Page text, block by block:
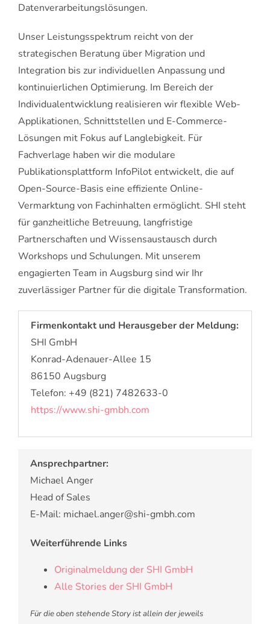
Datenverarbeitungslösungen.
Unser Leistungsspektrum reicht von der
strategischen Beratung über Migration und
Integration bis zur individuellen Anpassung und
kontinuierlichen Optimierung. Im Bereich der
Individualentwicklung realisieren wir flexible Web-
Applikationen, Schnittstellen und E-Commerce-
Lösungen mit Fokus auf Langlebigkeit. Für
Fachverlage haben wir die modulare
Publikationsplattform InfoPilot entwickelt, die auf
Open-Source-Basis eine effiziente Online-
Vermarktung von Fachinhalten ermöglicht. SHI steht
für ganzheitliche Betreuung, langfristige
Partnerschaften und Wissensaustausch durch
Workshops und Schulungen. Mit unserem
engagierten Team in Augsburg sind wir Ihr
zuverlässiger Partner für die digitale Transformation.
Firmenkontakt und Herausgeber der Meldung:
SHI GmbH
Konrad-Adenauer-Allee 15
86150 Augsburg
Telefon: +49 (821) 7482633-0
https://www.shi-gmbh.com
Ansprechpartner:
Michael Anger
Head of Sales
E-Mail: michael.anger@shi-gmbh.com
Weiterführende Links
Originalmeldung der SHI GmbH
Alle Stories der SHI GmbH
Für die oben stehende Story ist allein der jeweils